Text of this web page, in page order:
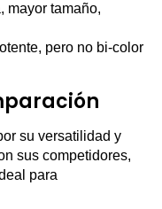
mayor tamaño,
pero no bi-color
su versatilidad y
sus competidores,
para